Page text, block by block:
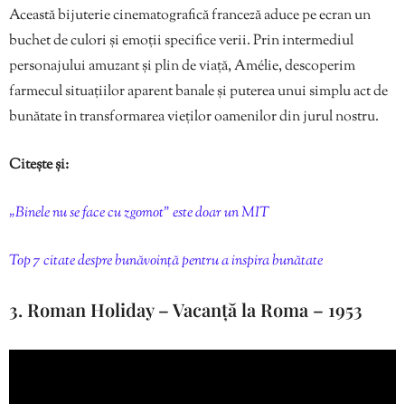
Această bijuterie cinematografică franceză aduce pe ecran un
buchet de culori și emoții specifice verii. Prin intermediul
personajului amuzant și plin de viață, Amélie, descoperim
farmecul situațiilor aparent banale și puterea unui simplu act de
bunătate în transformarea vieților oamenilor din jurul nostru.
Citește și:
„Binele nu se face cu zgomot” este doar un MIT
Top 7 citate despre bunăvoință pentru a inspira bunătate
3. Roman Holiday – Vacanță la Roma – 1953